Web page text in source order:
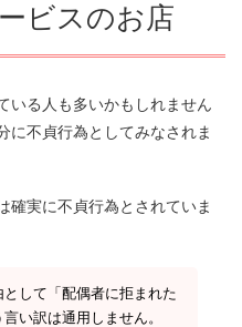
ビスのお店
いる人も多いかもしれません
に不貞行為としてみなされま
確実に不貞行為とされていま
して「配偶者に拒まれた
い訳は通用しません。